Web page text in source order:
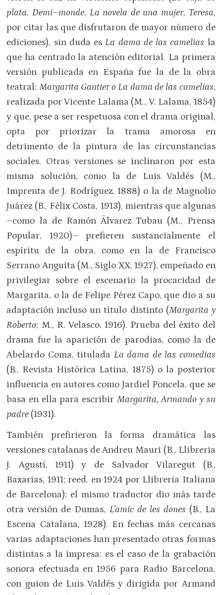
plata,Demi–monde, La novela de una mujer, Teresa,
por citar las que disfrutaron de mayor número de
ediciones), sin duda esLa dama de las camelias la
que ha centrado la atención editorial. La primera
versión publicada en España fue la de la obra
teatral: Margarita Gautier o La dama de las camelias,
realizada por Vicente Lalama (M., V. Lalama, 1854)
y que, pese a ser respetuosa con el drama original,
opta por priorizar la trama amorosa en
detrimento de la pintura de las circunstancias
sociales. Otras versiones se inclinaron por esta
misma solución, como la de Luis Valdés (M.,
Imprenta de J. Rodríguez, 1888) o la de Magnolio
Juárez (B., Félix Costa, 1913), mientras que algunas
–como la de Ramón Álvarez Tubau (M., Prensa
Popular, 1920)– prefieren sustancialmente el
espíritu de la obra, como en la de Francisco
Serrano Anguita (M., Siglo XX, 1927), empeñado en
privilegiar sobre el escenario la procacidad de
Margarita, o la de Felipe Pérez Capo, que dio a su
adaptación incluso un título distinto (Margarita y
Roberto; M., R. Velasco, 1916). Prueba del éxito del
drama fue la aparición de parodias, como la de
Abelardo Coma, titulada La dama de las comedias
(B., Revista Histórica Latina, 1875) o la posterior
influencia en autores como Jardiel Poncela, que se
basa en ella para escribir Margarita, Armando y su
padre (1931).
También prefirieron la forma dramática las
versiones catalanas de Andreu Mauri (B., Llibreria
J. Agustí, 1911) y de Salvador Vilaregut (B.,
Baxarias, 1911; reed. en 1924 por Llibreria Italiana
de Barcelona); el mismo traductor dio más tarde
otra versión de Dumas, L’amic de les dones (B., La
Escena Catalana, 1928). En fechas más cercanas
varias adaptaciones han presentado otras formas
distintas a la impresa: es el caso de la grabación
sonora efectuada en 1956 para Radio Barcelona,
con guion de Luis Valdés y dirigida por Armand